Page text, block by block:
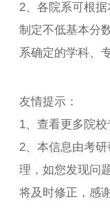
2、各院系可根
制定不低基本分
系确定的学科、
友情提示：
1、查看更多院
2、本信息由考
理，如您发现问
将及时修正，感